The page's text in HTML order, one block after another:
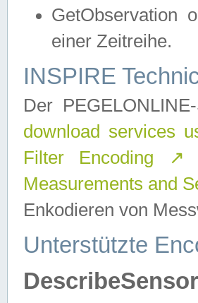
GetObservation
einer Zeitreihe.
INSPIRE
Der
download services
Filter Encoding
↗
Measurements and
Enkodieren von
Unterstützte
DescribeSensor